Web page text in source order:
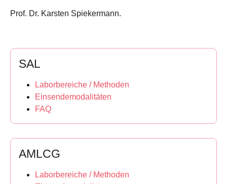
Prof. Dr. Karsten Spiekermann.
SAL
Laborbereiche / Methoden
Einsendemodalitäten
FAQ
AMLCG
Laborbereiche / Methoden